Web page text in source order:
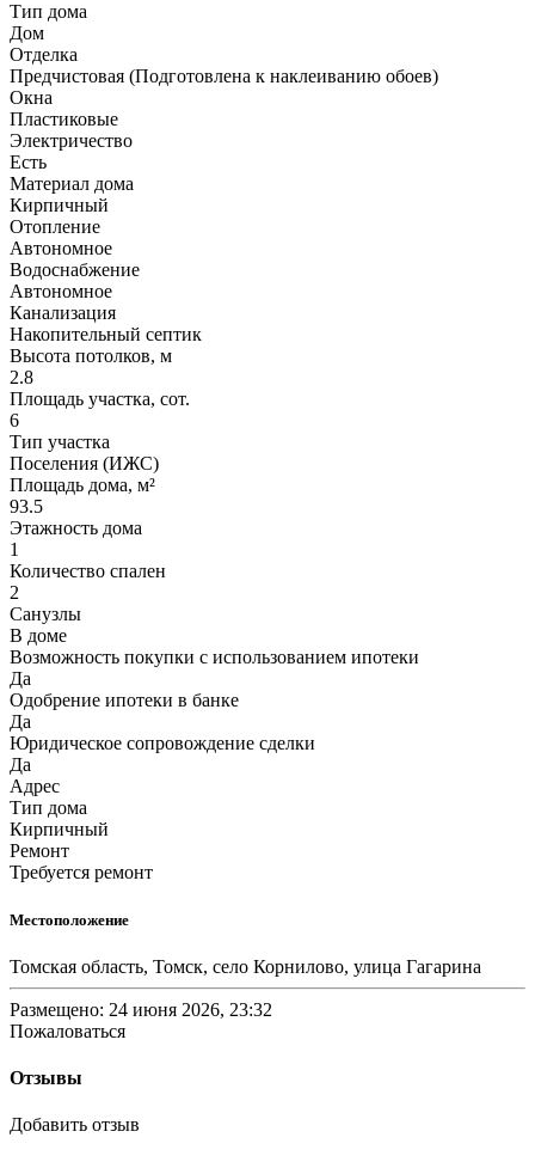
Тип дома
Дом
Отделка
Предчистовая (Подготовлена к наклеиванию обоев)
Окна
Пластиковые
Электричество
Есть
Материал дома
Кирпичный
Отопление
Автономное
Водоснабжение
Автономное
Канализация
Накопительный септик
Высота потолков, м
2.8
Площадь участка, сот.
6
Тип участка
Поселения (ИЖС)
Площадь дома, м²
93.5
Этажность дома
1
Количество спален
2
Санузлы
В доме
Возможность покупки с использованием ипотеки
Да
Одобрение ипотеки в банке
Да
Юридическое сопровождение сделки
Да
Адрес
Тип дома
Кирпичный
Ремонт
Требуется ремонт
Местоположение
Томская область, Томск, село Корнилово, улица Гагарина
Размещено: 24 июня 2026, 23:32
Пожаловаться
Отзывы
Добавить отзыв